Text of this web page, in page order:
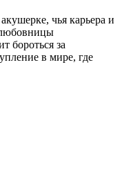
чья карьера и
бороться за
в мире, где